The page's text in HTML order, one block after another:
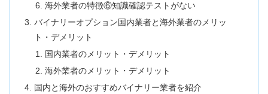
海外業者の特徴⑥知識確認テストがない
バイナリーオプション国内業者と海外業者のメリッ
ト・デメリット
国内業者のメリット・デメリット
海外業者のメリット・デメリット
国内と海外のおすすめバイナリー業者を紹介